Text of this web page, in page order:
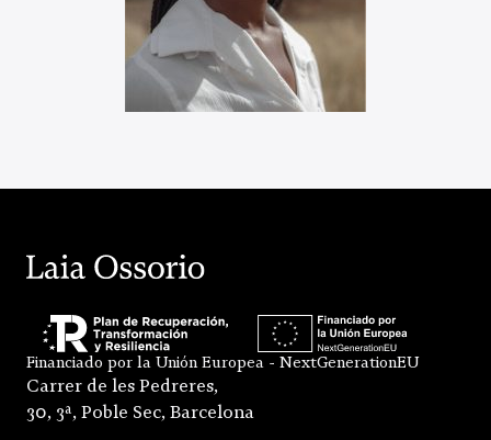
Financiado por la Unión Europea - NextGenerationEU
Carrer de les Pedreres,
30, 3ª, Poble Sec, Barcelona